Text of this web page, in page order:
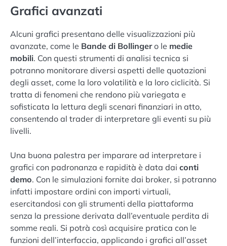
Grafici avanzati
Alcuni grafici presentano delle visualizzazioni più
avanzate, come le Bande di Bollingero le medie
mobili. Con questi strumenti di analisi tecnica si
potranno monitorare diversi aspetti delle quotazioni
degli asset, come la loro volatilità e la loro ciclicità. Si
tratta di fenomeni che rendono più variegata e
sofisticata la lettura degli scenari finanziari in atto,
consentendo al trader di interpretare gli eventi su più
livelli.
Una buona palestra per imparare ad interpretare i
grafici con padronanza e rapidità è data dai conti
demo. Con le simulazioni fornite dai broker, si potranno
infatti impostare ordini con importi virtuali,
esercitandosi con gli strumenti della piattaforma
senza la pressione derivata dall’eventuale perdita di
somme reali. Si potrà così acquisire pratica con le
funzioni dell’interfaccia, applicando i grafici all’asset